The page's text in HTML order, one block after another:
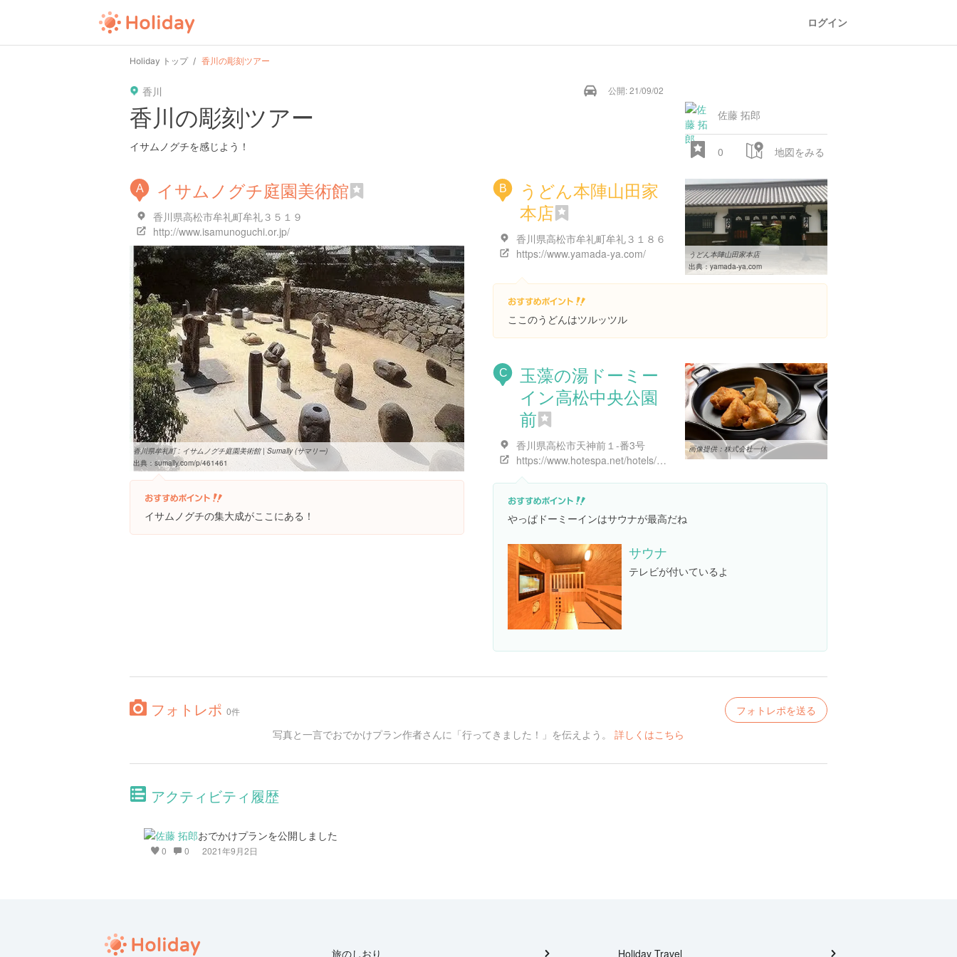
ログイン
Holiday トップ 香川の彫刻ツアー
香川 公開: 21/09/02
香川の彫刻ツアー
イサムノグチを感じよう！
佐藤 拓郎
0 地図をみる
A イサムノグチ庭園美術館
香川県高松市牟礼町牟礼３５１９
http://www.isamunoguchi.or.jp/
香川県牟礼町 : イサムノグチ庭園美術館 | Sumally (サマリー)
出典： sumally.com/p/461461
イサムノグチの集大成がここにある！
B
うどん本陣山田家
本店
香川県高松市牟礼町牟礼３１８６
https://www.yamada-ya.com/
うどん本陣山田家本店
出典：yamada-ya.com
ここのうどんはツルッツル
C
玉藻の湯ドーミー
イン高松中央公園
前
香川県高松市天神前１-番3号
https://www.hotespa.net/hotels/chuotakamatsu/
画像提供：株式会社一休
やっぱドーミーインはサウナが最高だね
サウナ
テレビが付いているよ
フォトレポ 0件
フォトレポを送る
写真と一言でおでかけプラン作者さんに「行ってきました！」を伝えよう。 詳しくはこちら
アクティビティ履歴
おでかけプランを公開しました
0 0 2021年9月2日
旅のしおり Holiday Travel